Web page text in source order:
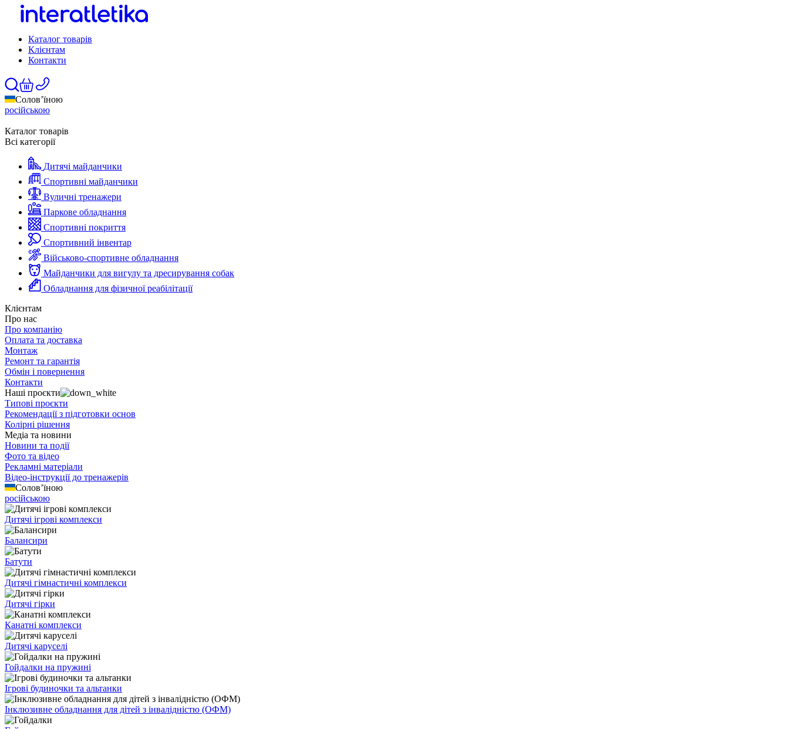
Каталог товарів
Клієнтам
Контакти
Солов’їною
російською
Каталог товарів
Всі категорії
Дитячі майданчики
Спортивні майданчики
Вуличні тренажери
Паркове обладнання
Спортивні покриття
Спортивний інвентар
Військово-спортивне обладнання
Майданчики для вигулу та дресирування собак
Обладнання для фізичної реабілітації
Клієнтам
Про нас
Про компанію
Оплата та доставка
Монтаж
Ремонт та гарантія
Обмін і повернення
Контакти
Наші проєкти
Типові проєкти
Рекомендації з підготовки основ
Колірні рішення
Медіа та новини
Новини та події
Фото та відео
Рекламні матеріали
Відео-інструкції до тренажерів
Солов’їною
російською
Дитячі ігрові комплекси
Балансири
Батути
Дитячі гімнастичні комплекси
Дитячі гірки
Канатні комплекси
Дитячі каруселі
Гойдалки на пружині
Ігрові будиночки та альтанки
Інклюзивне обладнання для дітей з інвалідністю (ОФМ)